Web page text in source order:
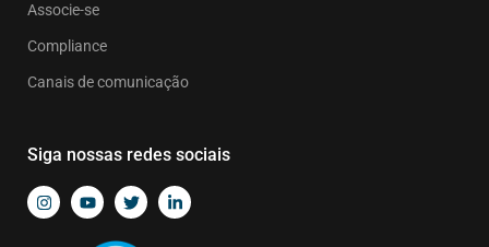
Associe-se
Compliance
Canais de comunicação
Siga nossas redes sociais